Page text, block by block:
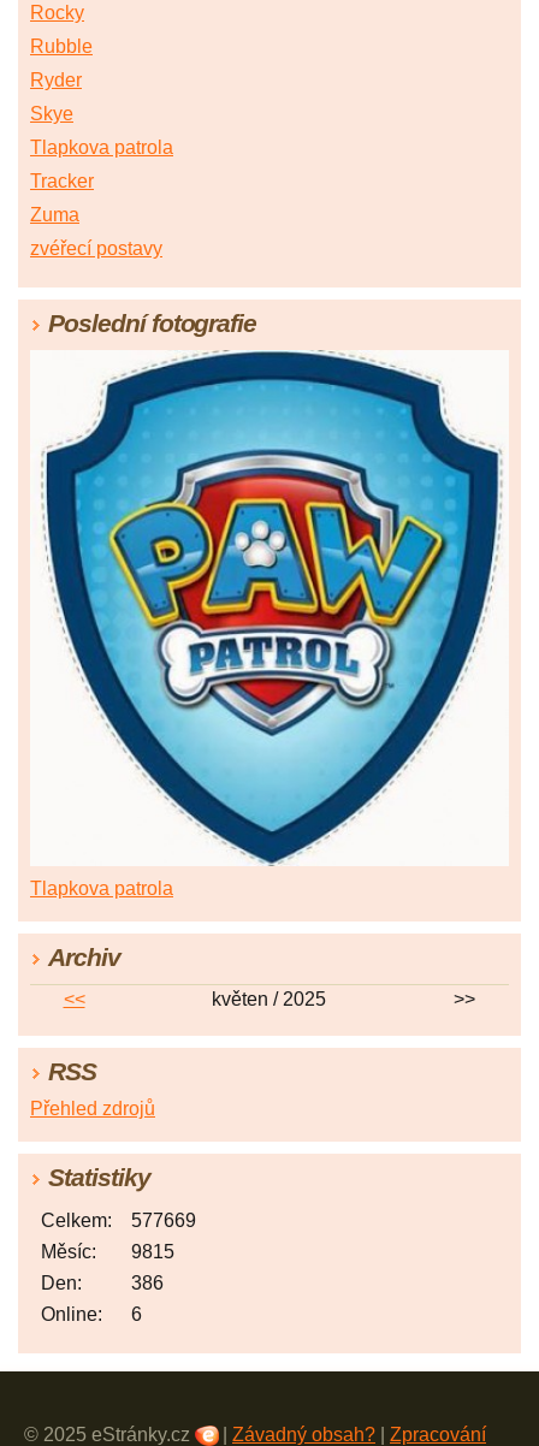
Rocky
Rubble
Ryder
Skye
Tlapkova patrola
Tracker
Zuma
zvéřecí postavy
Poslední fotografie
Tlapkova patrola
Archiv
<< květen / 2025 >>
RSS
Přehled zdrojů
Statistiky
Online: 6
Celkem:
577669
Měsíc:
9815
Den:
386
© 2025 eStránky.cz Závadný obsah? Zpracování